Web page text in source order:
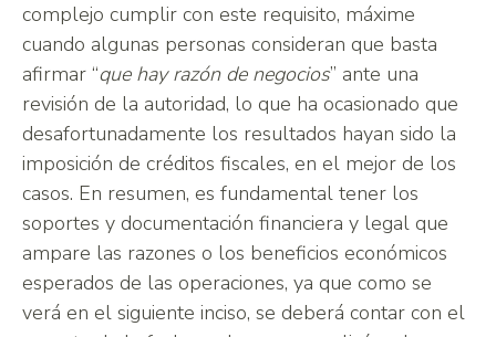
complejo cumplir con este requisito, máxime
cuando algunas personas consideran que basta
afirmar “que hay razón de negocios” ante una
revisión de la autoridad, lo que ha ocasionado que
desafortunadamente los resultados hayan sido la
imposición de créditos fiscales, en el mejor de los
casos. En resumen, es fundamental tener los
soportes y documentación financiera y legal que
ampare las razones o los beneficios económicos
esperados de las operaciones, ya que como se
verá en el siguiente inciso, se deberá contar con el